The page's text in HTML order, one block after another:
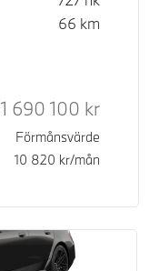
66 km
Rek. ord
1 690 100 kr
Förmånsvärde
10 820 kr/mån